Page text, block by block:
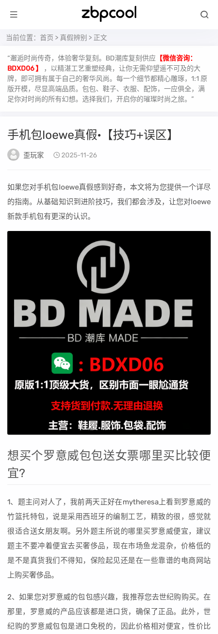
当前位置： 首页 > 真假辨别 > 正文
“邂逅时尚传奇，体验奢华复刻。BD潮库复刻供应 【微信咨询：
BDXD06 】
，以精湛工艺重塑经典，让你无需仰望遥不可及的大
牌，即可拥有属于自己的奢华风尚。每一个细节都精心雕琢，1:1 原
版开模，尽显高端品质。包包、鞋子、衣服、配饰，一应俱全，满
足你对时尚的所有幻想。选择我们，开启你的璀璨时尚之旅。”
手机包loewe真假·【技巧+误区】
歪玩家 2025-11-26
如果您对手机包loewe真假感到好奇，本文将为您提供一个详尽
的指南。从基础知识到进阶技巧，我们都会涉及，让您对loewe
新款手机包有更深的认识。
想买个罗意威包包送女票哪里买比较便
宜?
1、题主问对人了，我前两天正好在mytheresa上看到罗意威的
竹篮托特包，说是采用西班牙的编制工艺，精致的很，感觉就
很适合送女朋友啊。另外题主所说的哪里买罗意威便宜，建议
题主不要冲着便宜去买奢侈品，现在市场鱼龙混杂，价格低的
是不是真货我们不得知，保险起见还是在一些靠谱的电商网站
上购买奢侈品。
2、如果您对罗意威的包包感兴趣，我推荐您去世纪购购买。在
那里，罗意威的产品应该都是进口货，确保了正品。此外，世
纪购的罗意威包包是进口免税的，因此价格相对便宜，性价比